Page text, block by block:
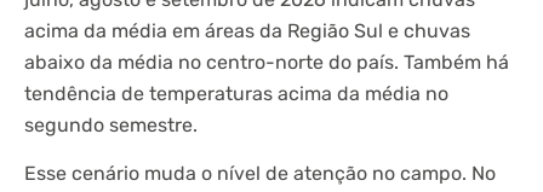
acima da média em áreas da Região Sul e chuvas
abaixo da média no centro-norte do país. Também há
tendência de temperaturas acima da média no
segundo semestre.
Esse cenário muda o nível de atenção no campo. No